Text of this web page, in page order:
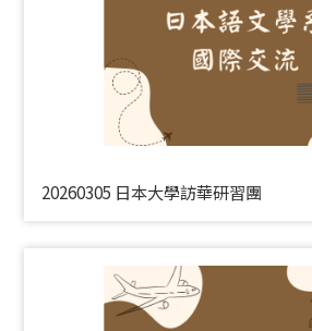
20260305 日本大學訪華研習團